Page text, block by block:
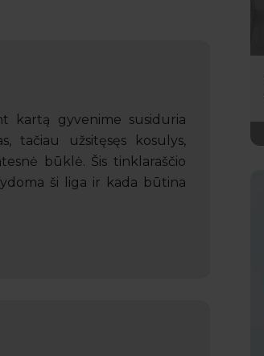
kartą gyvenime susiduria
tačiau užsitęsęs kosulys,
būklė. Šis tinklaraščio
ši liga ir kada būtina